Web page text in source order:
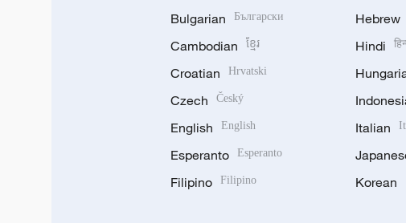
Bulgarian Български
Cambodian ខ្មែរ
Croatian Hrvatski
Czech Český
English English
Esperanto Esperanto
Filipino Filipino
Hebrew
Hindi
Italian
Korean